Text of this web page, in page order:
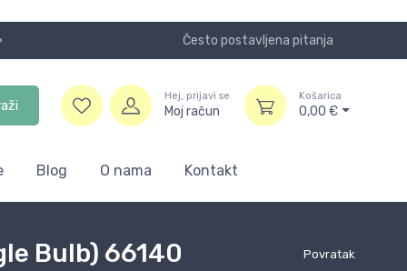
Često postavljena pitanja
Hej, prijavi se
Moj račun
Košarica
0,00 €
Blog O nama Kontakt
Povratak
Bulb) 66140